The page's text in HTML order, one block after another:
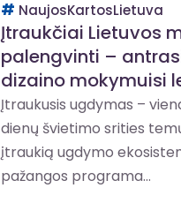
NaujosKartosLietuva
Įtraukčiai Lietuvos
palengvinti –
dizaino mokymuisi
Įtraukusis ugdymas –
dienų švietimo srities
įtraukią ugdymo
pažangos programa...